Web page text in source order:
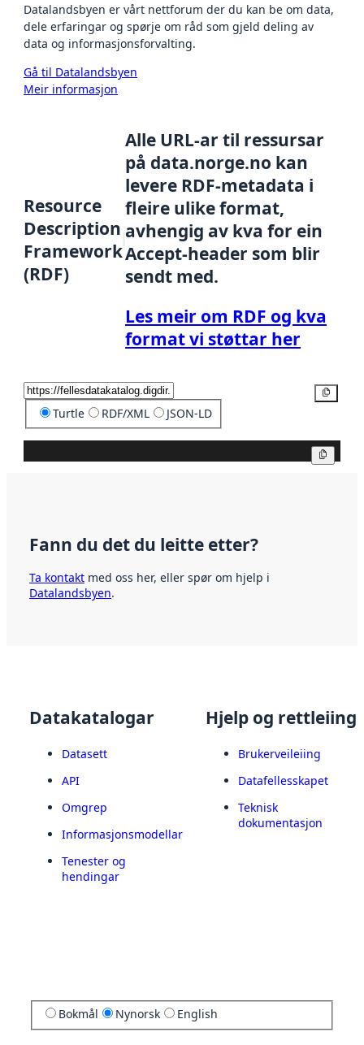
Datalandsbyen er vårt nettforum der du kan be om data,
dele erfaringar og spørje om råd som gjeld deling av
data og informasjonsforvalting.
Gå til Datalandsbyen
Meir informasjon
Resource
Description
Framework
(RDF)
Alle URL-ar til ressursar
på data.norge.no kan
levere RDF-metadata i
fleire ulike format,
avhengig av kva for ein
Accept-header som blir
sendt med.
Les meir om RDF og kva
format vi støttar her
Turtle RDF/XML JSON-LD
Fann du det du leitte etter?
Ta kontakt med oss her, eller spør om hjelp i
Datalandsbyen.
Datakatalogar
Datasett
API
Omgrep
Informasjonsmodellar
Tenester og
hendingar
Hjelp og rettleiing
Brukerveileiing
Datafellesskapet
Teknisk
dokumentasjon
Bokmål Nynorsk English